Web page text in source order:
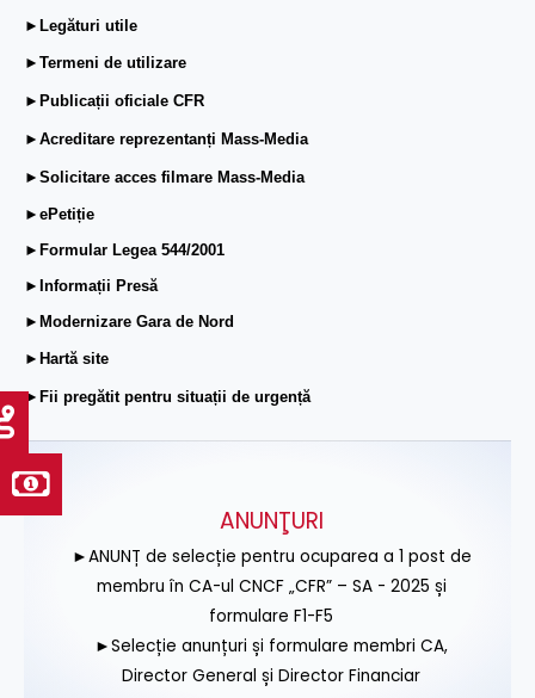
►Legături utile
►Termeni de utilizare
►Publicații oficiale CFR
►Acreditare reprezentanți Mass-Media
►Solicitare acces filmare Mass-Media
►ePetiție
►Formular Legea 544/2001
►Informații Presă
►Modernizare Gara de Nord
►Hartă site
►Fii pregătit pentru situații de urgență
ANUNŢURI
►ANUNȚ de selecție pentru ocuparea a 1 post de
membru în CA-ul CNCF „CFR” – SA - 2025 și
formulare F1-F5
►Selecție anunțuri și formulare membri CA,
Director General și Director Financiar